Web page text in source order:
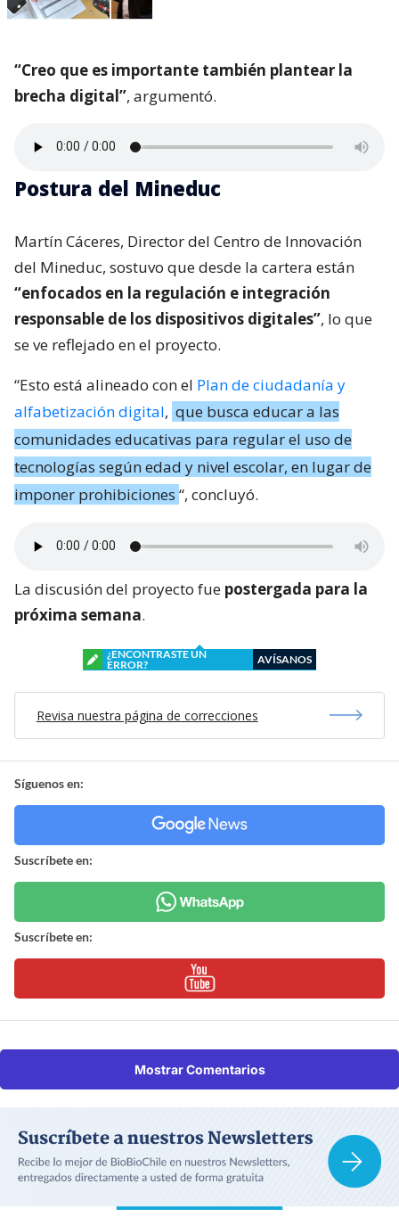
“Creo que es importante también plantear la
brecha digital”, argumentó.
Postura del Mineduc
Martín Cáceres, Director del Centro de Innovación
del Mineduc, sostuvo que desde la cartera están
“enfocados en la regulación e integración
responsable de los dispositivos digitales”, lo que
se ve reflejado en el proyecto.
“Esto está alineado con el Plan de ciudadanía y
alfabetización digital, que busca educar a las
comunidades educativas para regular el uso de
tecnologías según edad y nivel escolar, en lugar de
imponer prohibiciones “, concluyó.
La discusión del proyecto fue postergada para la
próxima semana.
¿ENCONTRASTE UN
ERROR?
AVÍSANOS
Revisa nuestra página de correcciones
Síguenos en:
Suscríbete en:
Suscríbete en:
Mostrar Comentarios